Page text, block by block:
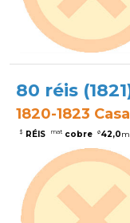
80 réis
1820-1823
$ RÉIS mat cobre ø42,0